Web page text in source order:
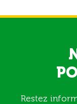
Restez